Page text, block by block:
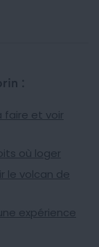
:
faire et voir
où loger
le volcan de
expérience